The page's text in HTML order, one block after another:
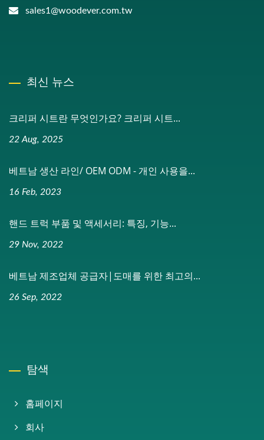
sales1@woodever.com.tw
최신 뉴스
크리퍼 시트란 무엇인가요? 크리퍼 시트...
22 Aug, 2025
베트남 생산 라인/ OEM ODM - 개인 사용을...
16 Feb, 2023
핸드 트럭 부품 및 액세서리: 특징, 기능...
29 Nov, 2022
베트남 제조업체 공급자|도매를 위한 최고의...
26 Sep, 2022
탐색
홈페이지
회사